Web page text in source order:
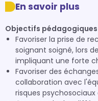
En savoir plus
Objectifs pédagogiques
Favoriser la prise de
soignant soigné, lors
impliquant une forte
Favoriser des
collaboration avec
risques